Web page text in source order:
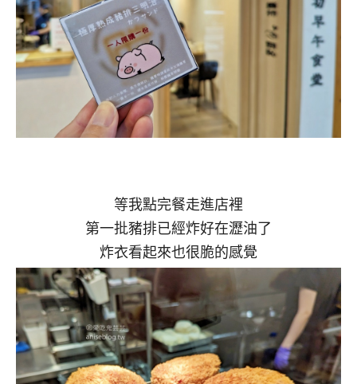
等我點完餐走進店裡
第一批豬排已經炸好在瀝油了
炸衣看起來也很脆的感覺